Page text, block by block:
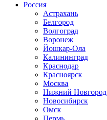
Россия
Астрахань
Белгород
Волгоград
Воронеж
Йошкар-Ола
Калининград
Краснодар
Красноярск
Москва
Нижний Новгород
Новосибирск
Омск
Пермь